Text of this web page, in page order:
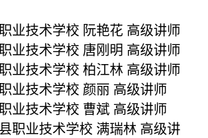
业技术学校 阮艳花 高级讲师
业技术学校 唐刚明 高级讲师
业技术学校 柏江林 高级讲师
业技术学校 颜丽 高级讲师
业技术学校 曹斌 高级讲师
职业技术学校 满瑞林 高级讲